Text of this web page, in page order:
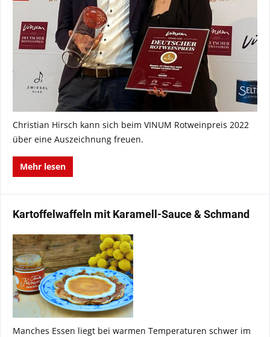
Christian Hirsch kann sich beim VINUM Rotweinpreis 2022
über eine Auszeichnung freuen.
Mehr lesen
Kartoffelwaffeln mit Karamell-Sauce & Schmand
Manches Essen liegt bei warmen Temperaturen schwer im